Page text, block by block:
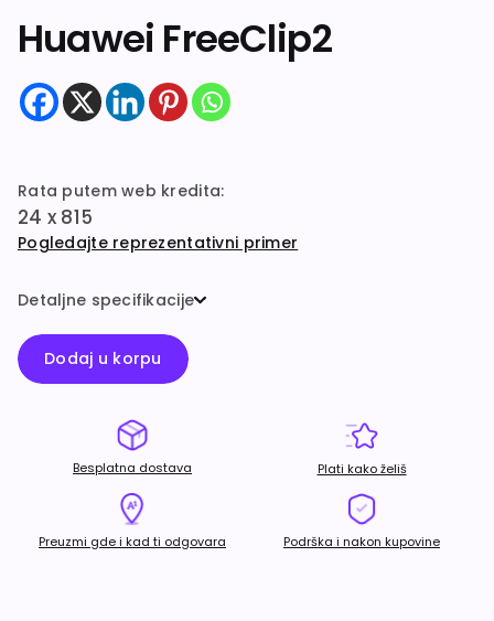
Huawei FreeClip2
Rata putem web kredita:
24 x 815
Pogledajte reprezentativni primer
Detaljne specifikacije
Dodaj u korpu
Besplatna dostava Plati kako želiš
Preuzmi gde i kad ti odgovara Podrška i nakon kupovine